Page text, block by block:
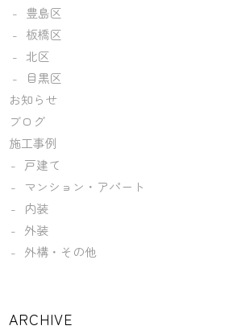
豊島区
板橋区
北区
目黒区
お知らせ
ブログ
施工事例
戸建て
マンション・アパート
内装
外装
外構・その他
ARCHIVE